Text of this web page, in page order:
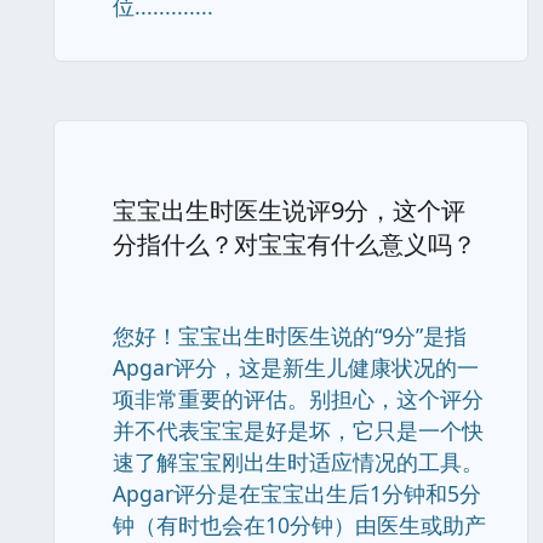
位.............
宝宝出生时医生说评9分，这个评
分指什么？对宝宝有什么意义吗？
您好！宝宝出生时医生说的“9分”是指
Apgar评分，这是新生儿健康状况的一
项非常重要的评估。别担心，这个评分
并不代表宝宝是好是坏，它只是一个快
速了解宝宝刚出生时适应情况的工具。
Apgar评分是在宝宝出生后1分钟和5分
钟（有时也会在10分钟）由医生或助产